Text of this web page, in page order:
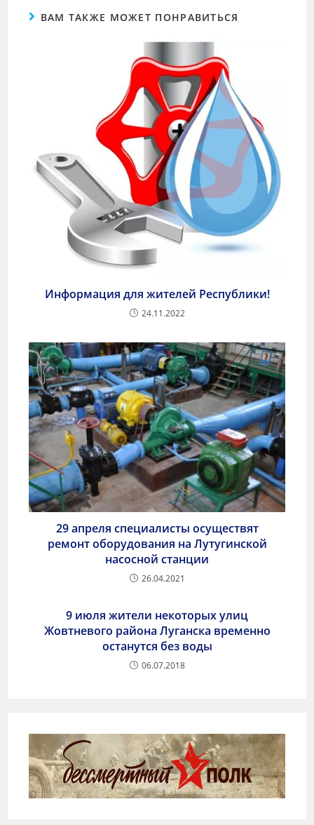
ВАМ ТАКЖЕ МОЖЕТ ПОНРАВИТЬСЯ
Информация для жителей Республики!
24.11.2022
29 апреля специалисты осуществят
ремонт оборудования на Лутугинской
насосной станции
26.04.2021
9 июля жители некоторых улиц
Жовтневого района Луганска временно
останутся без воды
06.07.2018